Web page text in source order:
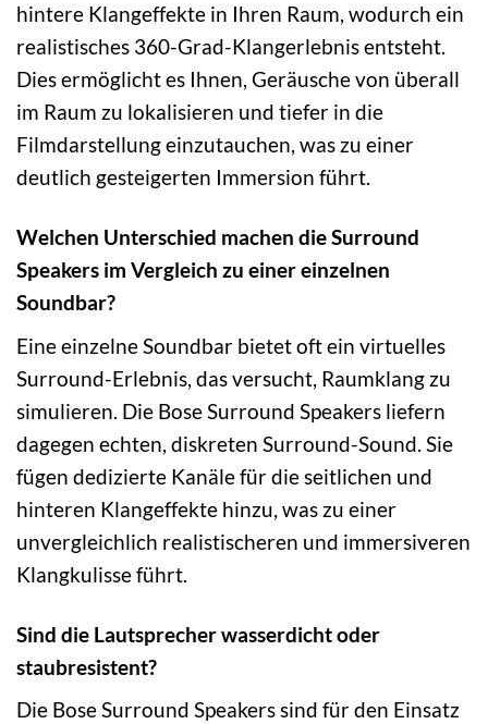
hintere Klangeffekte in Ihren Raum, wodurch ein
realistisches 360-Grad-Klangerlebnis entsteht.
Dies ermöglicht es Ihnen, Geräusche von überall
im Raum zu lokalisieren und tiefer in die
Filmdarstellung einzutauchen, was zu einer
deutlich gesteigerten Immersion führt.
Welchen Unterschied machen die Surround
Speakers im Vergleich zu einer einzelnen
Soundbar?
Eine einzelne Soundbar bietet oft ein virtuelles
Surround-Erlebnis, das versucht, Raumklang zu
simulieren. Die Bose Surround Speakers liefern
dagegen echten, diskreten Surround-Sound. Sie
fügen dedizierte Kanäle für die seitlichen und
hinteren Klangeffekte hinzu, was zu einer
unvergleichlich realistischeren und immersiveren
Klangkulisse führt.
Sind die Lautsprecher wasserdicht oder
staubresistent?
Die Bose Surround Speakers sind für den Einsatz